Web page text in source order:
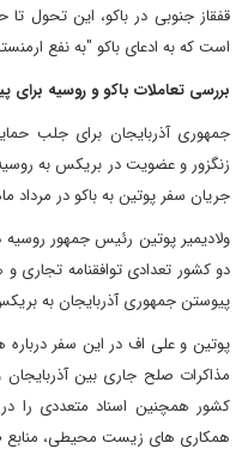
قفقاز جنوبی در باکو، این تحول
است که به ادعای باکو "به نفع
بررسی تعاملات باکو و روسیه برای
جمهوری آذربایجان برای جلب
زنگزور و عضویت در بریکس به
جریان سفر پوتین به باکو در مرداد
دو کشور تعدادی توافقنامه تجاری
پیوستن جمهوری آذربایجان به بریکس
پوتین و علی اف در این سفر
مذاکرات صلح جاری بین
کشور همچنین اسناد متعددی را در
همکاری های زیست محیطی، منابع